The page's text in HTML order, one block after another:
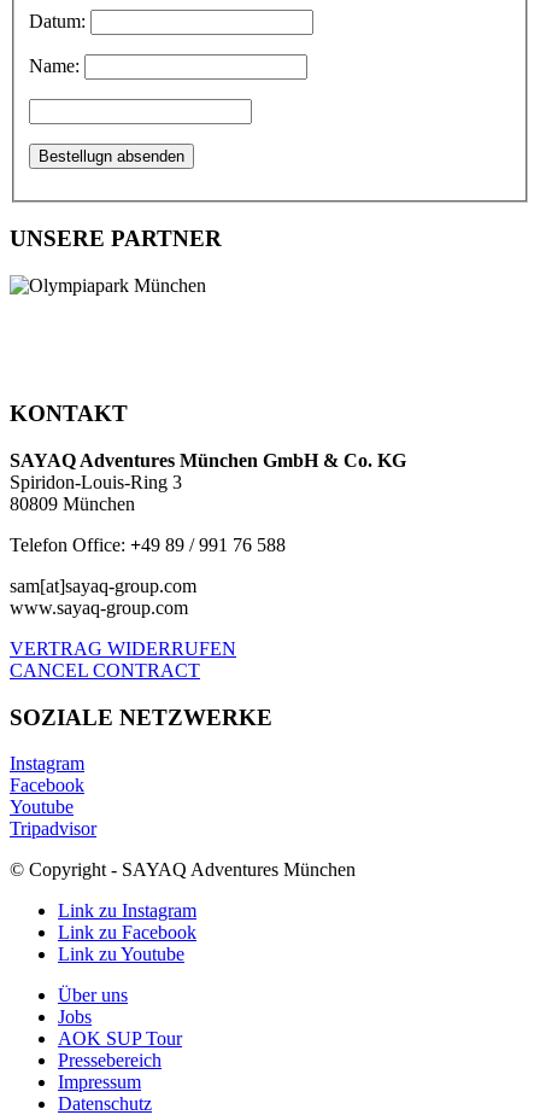
Datum:
Name:
UNSERE PARTNER
KONTAKT
SAYAQ Adventures München GmbH & Co. KG
Spiridon-Louis-Ring 3
80809 München
Telefon Office: +49 89 / 991 76 588
sam[at]sayaq-group.com
www.sayaq-group.com
VERTRAG WIDERRUFEN
CANCEL CONTRACT
SOZIALE NETZWERKE
Instagram
Facebook
Youtube
Tripadvisor
© Copyright - SAYAQ Adventures München
Link zu Instagram
Link zu Facebook
Link zu Youtube
Über uns
Jobs
AOK SUP Tour
Pressebereich
Impressum
Datenschutz